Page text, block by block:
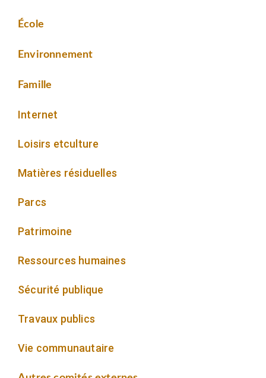
École
Environnement
Famille
Internet
Loisirs etculture
Matières résiduelles
Parcs
Patrimoine
Ressources humaines
Sécurité publique
Travaux publics
Vie communautaire